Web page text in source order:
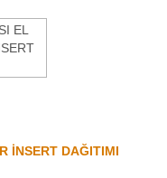
İNSERT DAĞITIMI